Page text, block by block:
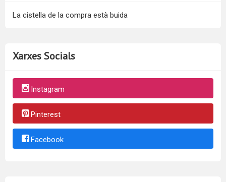
La cistella de la compra està buida
Xarxes Socials
Instagram
Pinterest
Facebook